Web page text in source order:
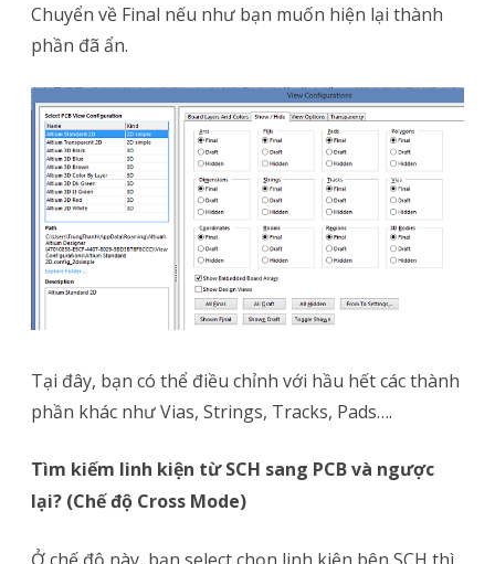
Chuyển về Final nếu như bạn muốn hiện lại thành
phần đã ẩn.
Tại đây, bạn có thể điều chỉnh với hầu hết các thành
phần khác như Vias, Strings, Tracks, Pads….
Tìm kiếm linh kiện từ SCH sang PCB và ngược
lại? (Chế độ Cross Mode)